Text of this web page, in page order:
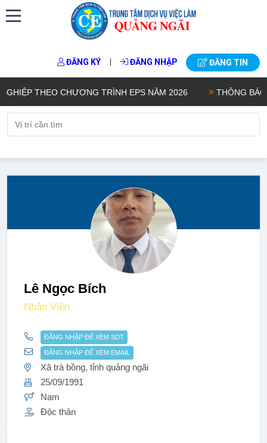
ĐĂNG KÝ | ĐĂNG NHẬP ĐĂNG TIN
THEO CHƯƠNG TRÌNH EPS NĂM 2026 THÔNG BÁO
Lê Ngọc Bích
Nhân Viên
ĐĂNG NHẬP ĐỂ XEM SDT
ĐĂNG NHẬP ĐỂ XEM EMAIL
Xã trà bồng, tỉnh quảng ngãi
25/09/1991
Nam
Độc thân